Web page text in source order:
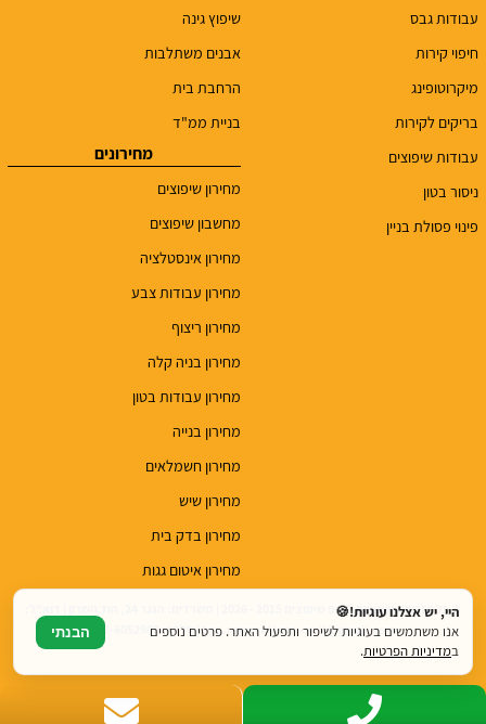
עבודות גבס
חיפוי קירות
מיקרוטופינג
בריקים לקירות
עבודות שיפוצים
ניסור בטון
פינוי פסולת בניין
שיפוץ גינה
אבנים משתלבות
הרחבת בית
בניית ממ"ד
מחירונים
מחירון שיפוצים
מחשבון שיפוצים
מחירון אינסטלציה
מחירון עבודות צבע
מחירון ריצוף
מחירון בניה קלה
מחירון עבודות בטון
מחירון בנייה
מחירון חשמלאים
מחירון שיש
מחירון בדק בית
מחירון איטום גגות
top.renovations.co.il@gmail.com | טלפון: 077-6052900
היי, יש אצלנו עוגיות!🍪
אנו משתמשים בעוגיות לשיפור ותפעול האתר. פרטים נוספים
במדיניות הפרטיות.
הבנתי